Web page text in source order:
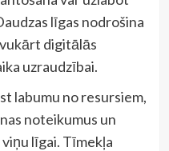
līgas nodrošina
digitālās
uzraudzībai.
labumu no resursiem,
noteikumus un
līgai. Tīmekļa